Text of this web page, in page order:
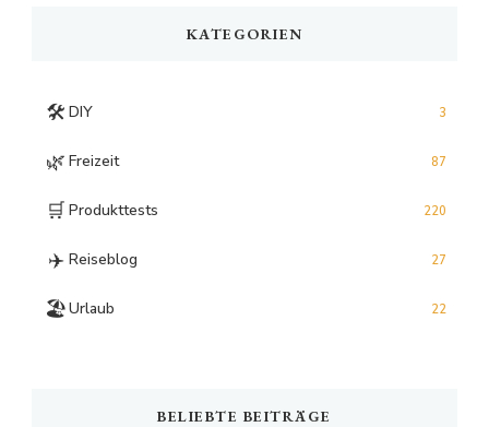
KATEGORIEN
🛠️ DIY 3
🌿 Freizeit 87
🛒 Produkttests 220
✈️ Reiseblog 27
🏖️Urlaub 22
BELIEBTE BEITRÄGE